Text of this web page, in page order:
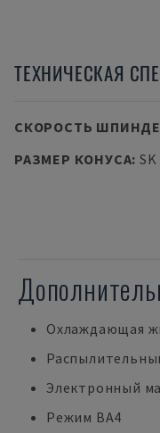
ТЕХНИЧЕСКАЯ
СКОРОСТЬ
РАЗМЕР КОНУСА: SK
Охлаждающая
Электронный
Режим BA4